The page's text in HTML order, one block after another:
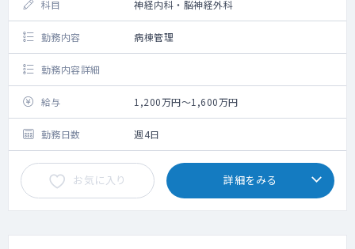
科目 神経内科・脳神経外科
勤務内容 病棟管理
勤務内容詳細
給与 1,200万円～1,600万円
勤務日数 週4日
お気に入り 詳細をみる